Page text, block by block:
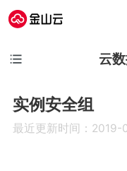
云
实例安全组
最近更新时间：2019-